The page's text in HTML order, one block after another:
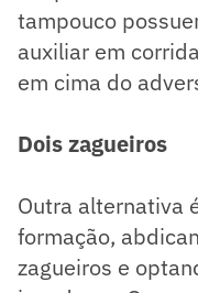
tampouco
auxiliar em
em cima do
Dois zagueiros
Outra alternativa
formação,
zagueiros e